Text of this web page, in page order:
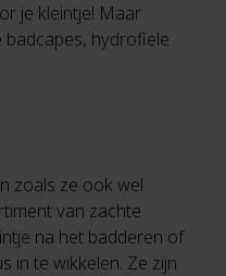
je kleintje! Maar
hydrofiele
zoals ze ook wel
van zachte
na het badderen of
in te wikkelen. Ze zijn